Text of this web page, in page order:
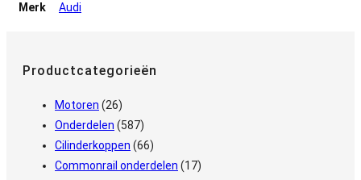
Merk Audi
Productcategorieën
Motoren (26)
Onderdelen (587)
Cilinderkoppen (66)
Commonrail onderdelen (17)